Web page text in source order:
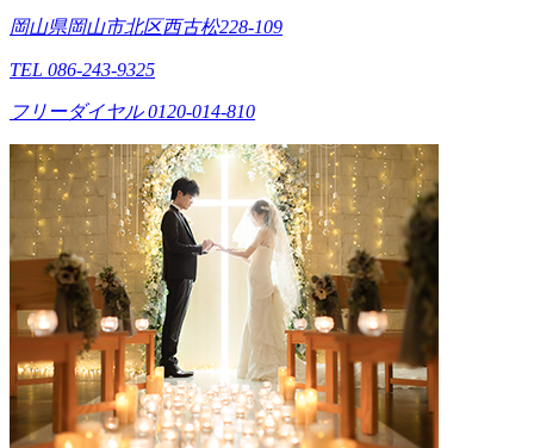
岡山県岡山市北区西古松228-109
TEL 086-243-9325
フリーダイヤル 0120-014-810